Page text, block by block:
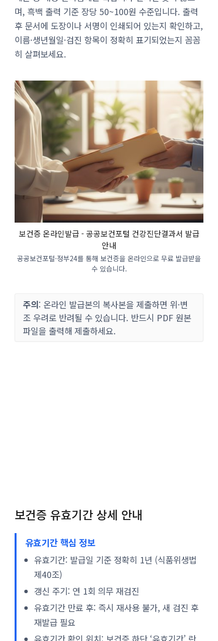
며, 흑백 출력 기준 장당 50~100원 수준입니다. 출력
후 문서에 도장이나 서명이 인쇄되어 있는지 확인하고,
이름·생년월일·검진 항목이 정확히 표기되었는지 꼼꼼
히 살펴보세요.
보건증 온라인발급 - 공공보건포털 건강진단결과서 발급
안내
공공보건포털·정부24를 통해 보건증을 온라인으로 무료 발급받을
수 있습니다.
주의: 온라인 발급본의 복사본을 제출하면 위·변
조 우려로 반려될 수 있습니다. 반드시 PDF 원본
파일을 출력해 제출하세요.
보건증 유효기간 상세 안내
유효기간 핵심 정보
유효기간: 발급일 기준 정확히 1년 (식품위생법
제40조)
갱신 주기: 연 1회 의무 재검진
유효기간 만료 후: 즉시 재사용 불가, 새 검진 후
재발급 필요